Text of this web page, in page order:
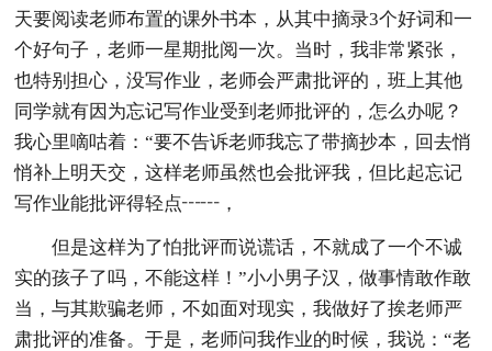
天要阅读老师布置的课外书本，从其中摘录3个好词和一
个好句子，老师一星期批阅一次。当时，我非常紧张，
也特别担心，没写作业，老师会严肃批评的，班上其他
同学就有因为忘记写作业受到老师批评的，怎么办呢？
我心里嘀咕着：“要不告诉老师我忘了带摘抄本，回去悄
悄补上明天交，这样老师虽然也会批评我，但比起忘记
写作业能批评得轻点┅┅，
但是这样为了怕批评而说谎话，不就成了一个不诚
实的孩子了吗，不能这样！”小小男子汉，做事情敢作敢
当，与其欺骗老师，不如面对现实，我做好了挨老师严
肃批评的准备。于是，老师问我作业的时候，我说：“老